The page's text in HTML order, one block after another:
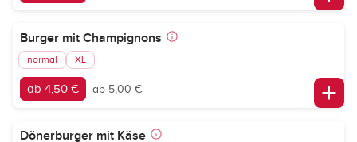
Burger mit Champignons
normal XL
ab 4,50 € ab 5,00 €
Dönerburger mit Käse